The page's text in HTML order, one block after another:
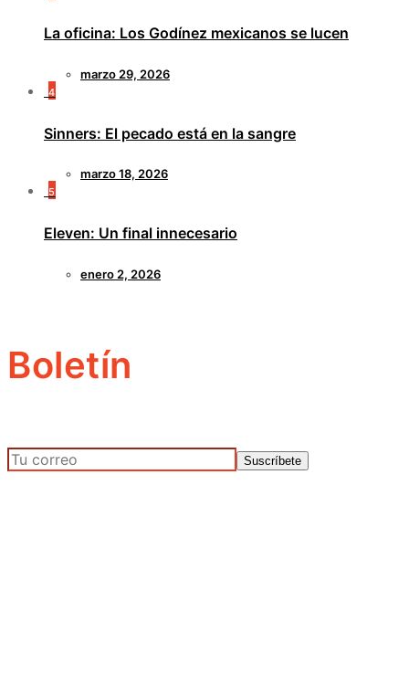
La oficina: Los Godínez mexicanos se lucen
marzo 29, 2026
4
Sinners: El pecado está en la sangre
marzo 18, 2026
5
Eleven: Un final innecesario
enero 2, 2026
Boletín